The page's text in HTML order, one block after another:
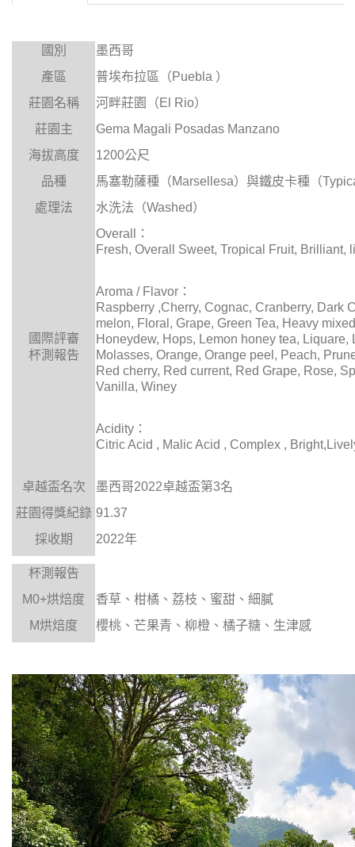
國別
墨西哥
產區
普埃布拉區（Puebla ）
莊園名稱
河畔莊園（El Rio）
莊園主
Gema Magali Posadas Manzano
海拔高度 1200公尺
品種
馬塞勒薩種（Marsellesa）與鐵皮卡種（
處理法 水洗法（Washed）
國際評審
杯測報告
Overall ：
Fresh, Overall Sweet, Tropical Fruit, Brilliant,
Aroma / Flavor ：
Raspberry ,Cherry, Cognac, Cranberry, Dark
melon, Floral, Grape, Green Tea, Heavy
Honeydew, Hops, Lemon honey tea, Liquare,
Molasses, Orange, Orange peel, Peach,
Red cherry, Red current, Red Grape, Rose,
Vanilla, Winey
Acidity ：
Citric Acid , Malic Acid , Complex ,
卓越盃名次 墨西哥2022卓越盃第3名
莊園得獎紀錄 91.37
採收期 2022年
杯測報告
M0+烘焙度 香草、柑橘、荔枝、蜜甜、細膩
M烘焙度 櫻桃、芒果青、柳橙、橘子糖、生津感